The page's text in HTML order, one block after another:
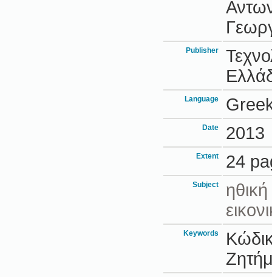
Publisher
Language
Date 2013
Extent 24
Subject
Keywords